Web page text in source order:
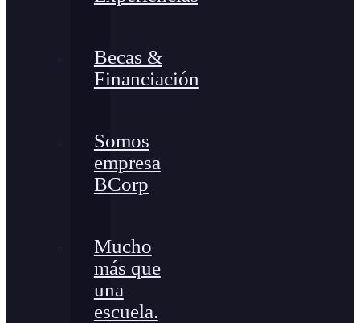
Becas &
Financiación
Somos
empresa
BCorp
Mucho
más que
una
escuela.